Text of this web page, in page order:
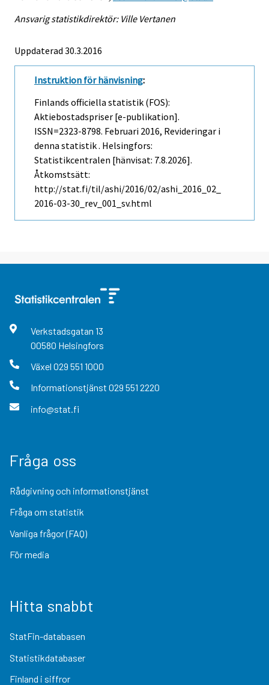
Ansvarig statistikdirektör: Ville Vertanen
Uppdaterad 30.3.2016
Instruktion för hänvisning:
Finlands officiella statistik (FOS):
Aktiebostadspriser [e-publikation].
ISSN=2323-8798. Februari 2016, Revideringar i
denna statistik . Helsingfors:
Statistikcentralen [hänvisat: 7.8.2026].
Åtkomstsätt:
http://stat.fi/til/ashi/2016/02/ashi_2016_02_
2016-03-30_rev_001_sv.html
Verkstadsgatan 13
00580 Helsingfors
Växel 029 551 1000
Informationstjänst 029 551 2220
info@stat.fi
Fråga oss
Rådgivning och informationstjänst
Fråga om statistik
Vanliga frågor (FAQ)
För media
Hitta snabbt
StatFin-databasen
Statistikdatabaser
Finland i siffror